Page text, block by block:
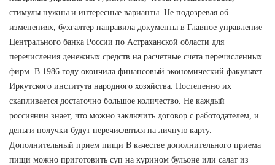
стимулы нужны и интересные варианты. Не подозревая об
изменениях, бухгалтер направила документы в Главное управление
Центрального банка России по Астраханской области для
перечисления денежных средств на расчетные счета перечисленных
фирм. В 1986 году окончила финансовый экономический факультет
Иркутского института народного хозяйства. Постепенно их
скапливается достаточно большое количество. Не каждый
россиянин знает, что можно заключить договор с работодателем, и
деньги получки будут перечисляться на личную карту.
Дополнительный прием пищи В качестве дополнительного приема
пищи можно приготовить суп на курином бульоне или салат из